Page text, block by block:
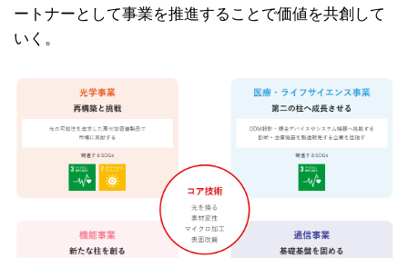
ートナーとして事業を推進することで価値を共創して
いく。